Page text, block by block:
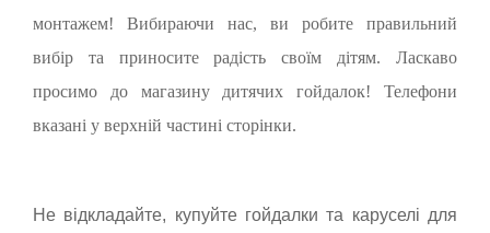
монтажем! Вибираючи нас, ви робите правильний
вибір та приносите радість своїм дітям. Ласкаво
просимо до магазину дитячих гойдалок! Телефони
вказані у верхній частині сторінки.
Не відкладайте, купуйте гойдалки та каруселі для